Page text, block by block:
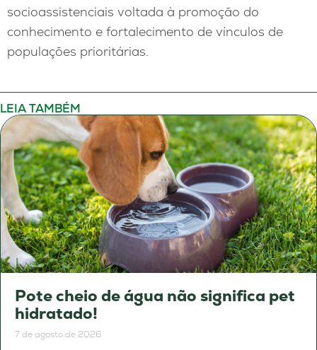
socioassistenciais voltada à promoção do
conhecimento e fortalecimento de vínculos de
populações prioritárias.
LEIA TAMBÉM
Pote cheio de água não significa pet
hidratado!
7 de agosto de 2026